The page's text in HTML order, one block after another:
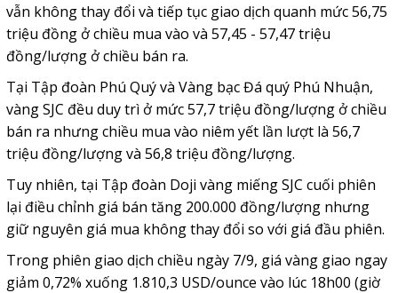
vẫn không thay đổi và tiếp tục giao dịch quanh mức 56,75
triệu đồng ở chiều mua vào và 57,45 - 57,47 triệu
đồng/lượng ở chiều bán ra.
Tại Tập đoàn Phú Quý và Vàng bạc Đá quý Phú Nhuận,
vàng SJC đều duy trì ở mức 57,7 triệu đồng/lượng ở chiều
bán ra nhưng chiều mua vào niêm yết lần lượt là 56,7
triệu đồng/lượng và 56,8 triệu đồng/lượng.
Tuy nhiên, tại Tập đoàn Doji vàng miếng SJC cuối phiên
lại điều chỉnh giá bán tăng 200.000 đồng/lượng nhưng
giữ nguyên giá mua không thay đổi so với giá đầu phiên.
Trong phiên giao dịch chiều ngày 7/9, giá vàng giao ngay
giảm 0,72% xuống 1.810,3 USD/ounce vào lúc 18h00 (giờ